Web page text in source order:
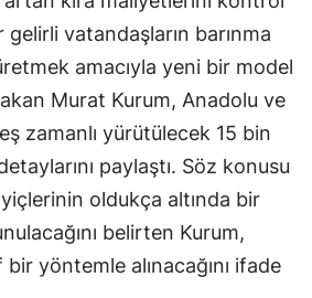
gelirli vatandaşların barınma
amacıyla yeni bir model
Murat Kurum, Anadolu ve
zamanlı yürütülecek 15 bin
paylaştı. Söz konusu
oldukça altında bir
belirten Kurum,
yöntemle alınacağını ifade